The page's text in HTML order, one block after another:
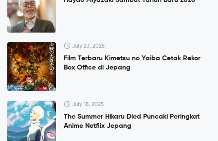
July 23, 2025
Film Terbaru Kimetsu no Yaiba Cetak Rekor
Box Office di Jepang
July 18, 2025
The Summer Hikaru Died Puncaki Peringkat
Anime Netflix Jepang